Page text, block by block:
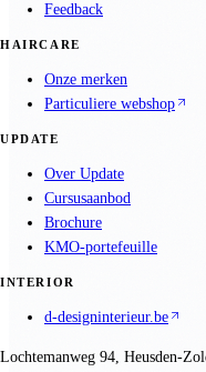
Feedback
HAIRCARE
Onze merken
Particuliere webshop
UPDATE
Over Update
Cursusaanbod
Brochure
KMO-portefeuille
INTERIOR
d-designinterieur.be
Lochtemanweg 94, Heusden-